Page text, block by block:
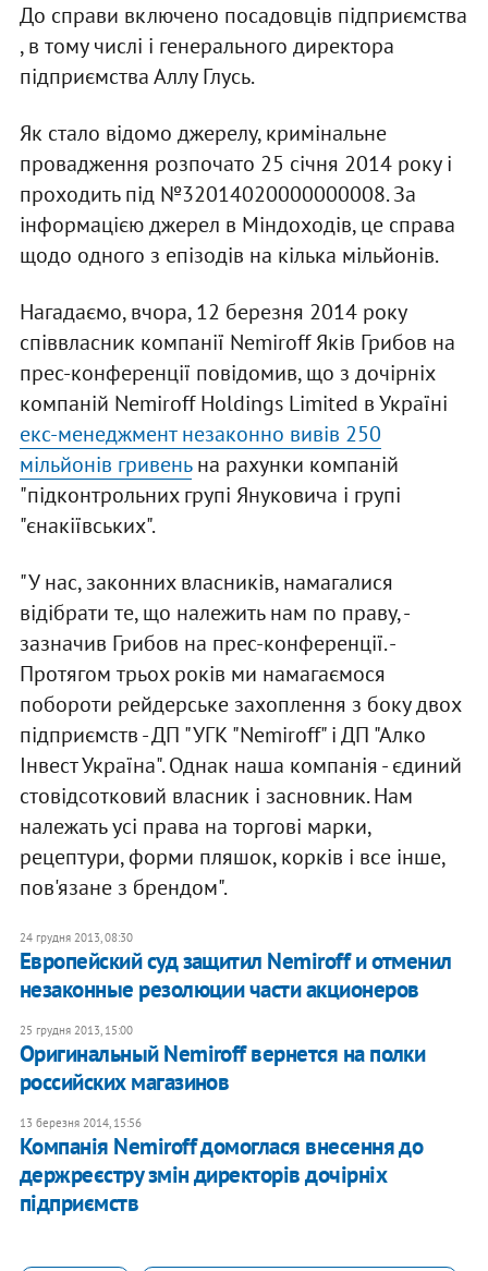
До справи включено посадовців підприємства
, в тому числі і генерального директора
підприємства Аллу Глусь.
Як стало відомо джерелу, кримінальне
провадження розпочато 25 січня 2014 року і
проходить під №32014020000000008. За
інформацією джерел в Міндоходів, це справа
щодо одного з епізодів на кілька мільйонів.
Нагадаємо, вчора, 12 березня 2014 року
співвласник компанії Nemiroff Яків Грибов на
прес-конференції повідомив, що з дочірніх
компаній Nemiroff Holdings Limited в Україні
екс-менеджмент незаконно вивів 250
мільйонів гривеньна рахунки компаній
"підконтрольних групі Януковича і групі
"єнакіївських".
"У нас, законних власників, намагалися
відібрати те, що належить нам по праву, -
зазначив Грибов на прес-конференції. -
Протягом трьох років ми намагаємося
побороти рейдерське захоплення з боку двох
підприємств - ДП "УГК "Nemiroff" і ДП "Алко
Інвест Україна". Однак наша компанія - єдиний
стовідсотковий власник і засновник. Нам
належать усі права на торгові марки,
рецептури, форми пляшок, корків і все інше,
пов'язане з брендом".
24 грудня 2013, 08:30
Европейский суд защитил Nemiroff и отменил
незаконные резолюции части акционеров
25 грудня 2013, 15:00
Оригинальный Nemiroff вернется на полки
российских магазинов
13 березня 2014, 15:56
Компанія Nemiroff домоглася внесення до
держреєстру змін директорів дочірніх
підприємств